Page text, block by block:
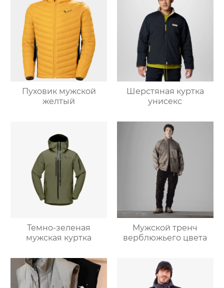
Пуховик мужской
желтый
Шерстяная куртка
унисекс
Темно-зеленая
мужская куртка
Мужской тренч
верблюжьего цвета